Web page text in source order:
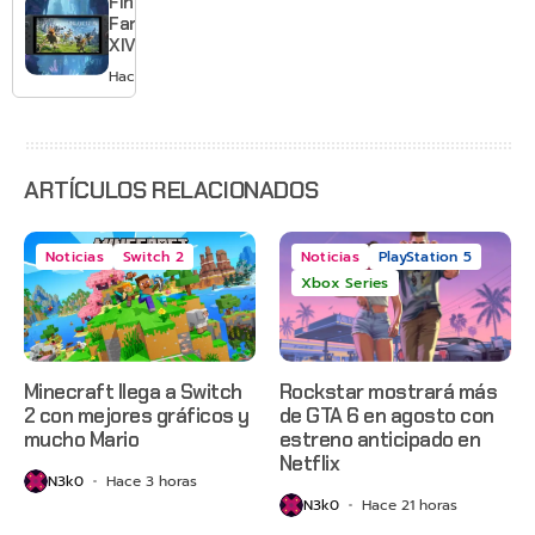
el primero
Fantasy
XIV llega a
Switch 2 y
te deja
Hace 3 días
ARTÍCULOS RELACIONADOS
Noticias Switch 2
Minecraft llega a Switch
2 con mejores gráficos y
mucho Mario
N3k0 Hace 3 horas
Noticias
PlayStation 5
Xbox Series
Rockstar mostrará más
de GTA 6 en agosto con
estreno anticipado en
Netflix
N3k0 Hace 21 horas